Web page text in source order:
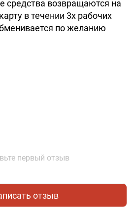
средства возвращаются на
в течении 3х рабочих
по желанию
первый отзыв
отзыв